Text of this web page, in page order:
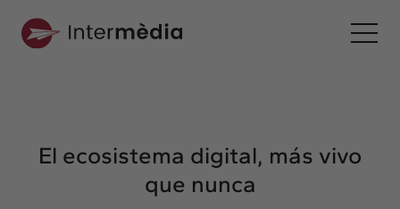
Interconexión
Nuestros servicios
El ecosistema digital, más vivo
que nunca